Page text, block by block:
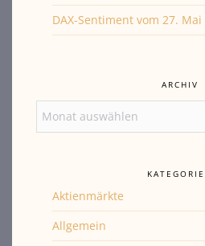
DAX-Sentiment vom 27. Mai
ARCHIV
Aktienmärkte
Allgemein